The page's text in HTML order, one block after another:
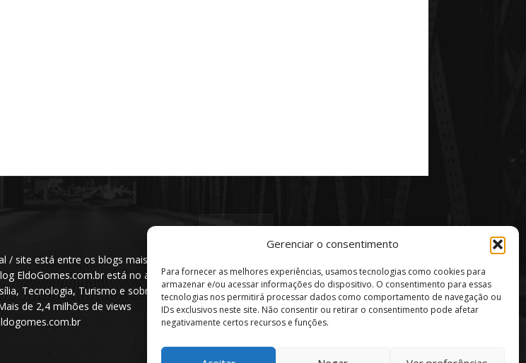
Gerenciar o consentimento
Para fornecer as melhores experiências, usamos tecnologias como cookies para
armazenar e/ou acessar informações do dispositivo. O consentimento para essas
tecnologias nos permitirá processar dados como comportamento de navegação ou
IDs exclusivos neste site. Não consentir ou retirar o consentimento pode afetar
negativamente certos recursos e funções.
/ site está entre os blogs mais
EldoGomes.com.br está no ar
Tecnologia, Turismo e sobre a
de 2,4 milhões de views